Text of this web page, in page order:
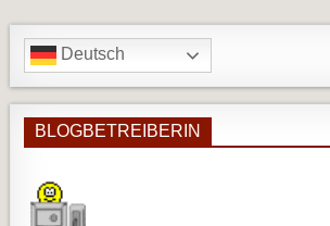
Deutsch
BLOGBETREIBERIN